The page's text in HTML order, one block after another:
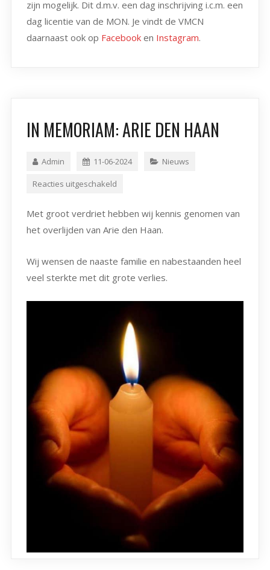
zijn mogelijk. Dit d.m.v. een dag inschrijving i.c.m. een
dag licentie van de MON. Je vindt de VMCN
daarnaast ook op Facebooken Instagram.
IN MEMORIAM: ARIE DEN HAAN
Admin 11-06-2024 Nieuws
Reacties uitgeschakeld
Met groot verdriet hebben wij kennis genomen van
het overlijden van Arie den Haan.
Wij wensen de naaste familie en nabestaanden heel
veel sterkte met dit grote verlies.